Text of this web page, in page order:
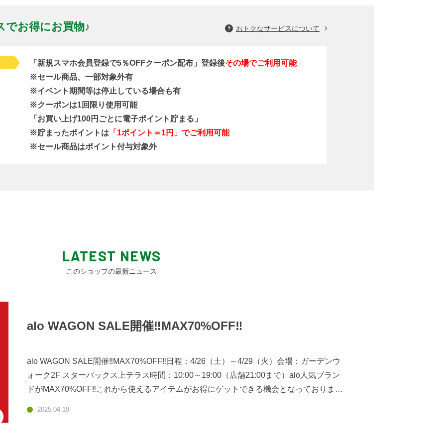
でお得にお買物♪
「新規スマホ会員登録で5％OFFクーポン配布」登録後その場でご利用可能
※セール商品、一部対象外有
※イベント期間等は停止している場合も有
※クーポンは1回限り使用可能
「お買い上げ100円ごとに電子ポイント貯まる」
※貯まったポイントは 「1ポイント＝1円」でご利用可能
※セール商品はポイント付与対象外
おトクなサービスについて
LATEST NEWS
このショップの最新ニュース
alo WAGON SALE開催‼️MAX70%OFF‼️
alo WAGON SALE開催‼️MAX70%OFF‼️日程：4/26（土）～4/29（火）会場：ガーデンウ
ォーク2F スターバックス上テラス時間：10:00～19:00（店舗21:00まで）alo人気ブラン
ドがMAX70%OFF‼️これから使えるアイテムがお得にゲットできる機会となっておりま
2025.04.19